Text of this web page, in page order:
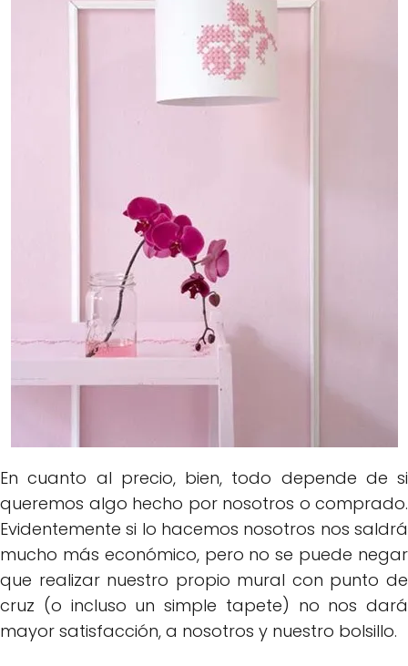
En cuanto al precio, bien, todo depende de si
queremos algo hecho por nosotros o comprado.
Evidentemente si lo hacemos nosotros nos saldrá
mucho más económico, pero no se puede negar
que realizar nuestro propio mural con punto de
cruz (o incluso un simple tapete) no nos dará
mayor satisfacción, a nosotros y nuestro bolsillo.